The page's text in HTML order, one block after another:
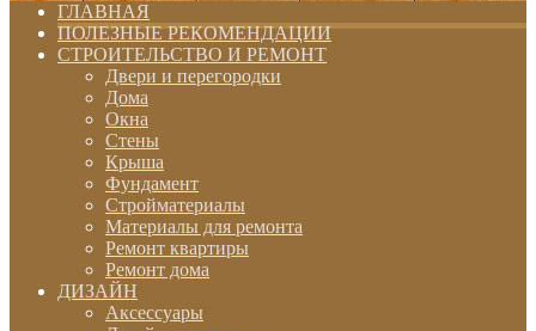
ГЛАВНАЯ
ПОЛЕЗНЫЕ РЕКОМЕНДАЦИИ
СТРОИТЕЛЬСТВО И РЕМОНТ
Двери и перегородки
Дома
Окна
Стены
Крыша
Фундамент
Стройматериалы
Материалы для ремонта
Ремонт квартиры
Ремонт дома
ДИЗАЙН
Аксессуары